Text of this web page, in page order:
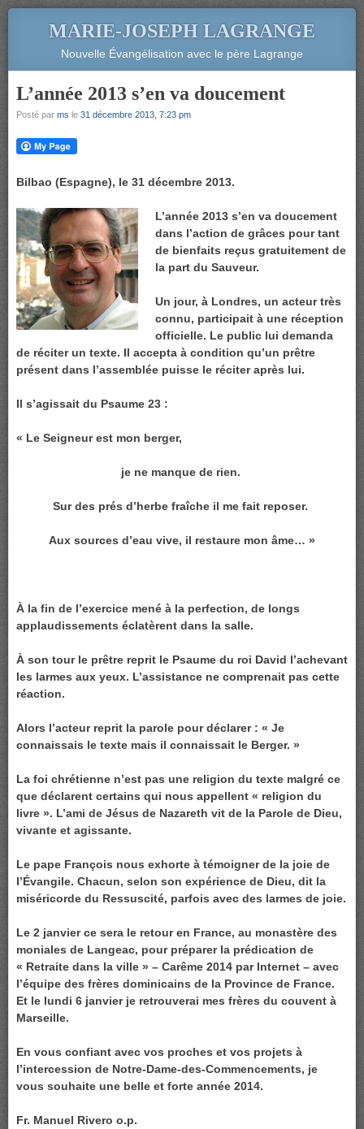
MARIE-JOSEPH LAGRANGE
Nouvelle Évangélisation avec le père Lagrange
L’année 2013 s’en va doucement
Posté par ms le 31 décembre 2013, 7:23 pm
Bilbao (Espagne), le 31 décembre 2013.
L’année 2013 s’en va doucement
dans l’action de grâces pour tant
de bienfaits reçus gratuitement de
la part du Sauveur.
Un jour, à Londres, un acteur très
connu, participait à une réception
officielle. Le public lui demanda
de réciter un texte. Il accepta à condition qu’un prêtre
présent dans l’assemblée puisse le réciter après lui.
Il s’agissait du Psaume 23 :
« Le Seigneur est mon berger,
je ne manque de rien.
Sur des prés d’herbe fraîche il me fait reposer.
Aux sources d’eau vive, il restaure mon âme… »
À la fin de l’exercice mené à la perfection, de longs
applaudissements éclatèrent dans la salle.
À son tour le prêtre reprit le Psaume du roi David l’achevant
les larmes aux yeux. L’assistance ne comprenait pas cette
réaction.
Alors l’acteur reprit la parole pour déclarer : « Je
connaissais le texte mais il connaissait le Berger. »
La foi chrétienne n’est pas une religion du texte malgré ce
que déclarent certains qui nous appellent « religion du
livre ». L’ami de Jésus de Nazareth vit de la Parole de Dieu,
vivante et agissante.
Le pape François nous exhorte à témoigner de la joie de
l’Évangile. Chacun, selon son expérience de Dieu, dit la
miséricorde du Ressuscité, parfois avec des larmes de joie.
Le 2 janvier ce sera le retour en France, au monastère des
moniales de Langeac, pour préparer la prédication de
« Retraite dans la ville » – Carême 2014 par Internet – avec
l’équipe des frères dominicains de la Province de France.
Et le lundi 6 janvier je retrouverai mes frères du couvent à
Marseille.
En vous confiant avec vos proches et vos projets à
l’intercession de Notre-Dame-des-Commencements, je
vous souhaite une belle et forte année 2014.
Fr. Manuel Rivero o.p.